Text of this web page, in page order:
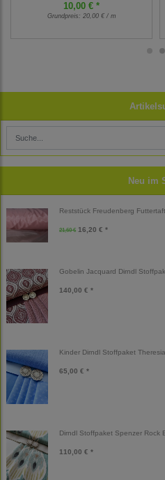
Neu im
Reststück Freudenberg
21,60 € 16,20 € *
Gobelin Jacquard Dirndl
140,00 € *
Kinder Dirndl Stoffpaket
65,00 € *
Dirndl Stoffpaket Spenzer Rock
110,00 € *
10,00 € *
Grundpreis: 20,00 € / m